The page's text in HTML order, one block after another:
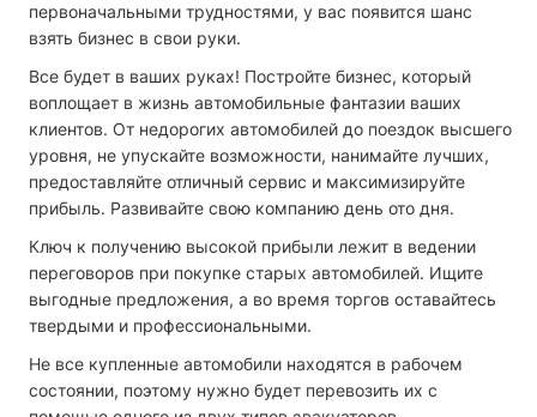
первоначальными трудностями, у вас появится шанс
взять бизнес в свои руки.
Все будет в ваших руках! Постройте бизнес, который
воплощает в жизнь автомобильные фантазии ваших
клиентов. От недорогих автомобилей до поездок высшего
уровня, не упускайте возможности, нанимайте лучших,
предоставляйте отличный сервис и максимизируйте
прибыль. Развивайте свою компанию день ото дня.
Ключ к получению высокой прибыли лежит в ведении
переговоров при покупке старых автомобилей. Ищите
выгодные предложения, а во время торгов оставайтесь
твердыми и профессиональными.
Не все купленные автомобили находятся в рабочем
состоянии, поэтому нужно будет перевозить их с